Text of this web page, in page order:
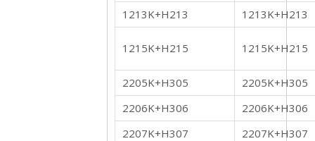
1213K+H213
1213K+H213
1215K+H215 1215K+H215
2205K+H305
2205K+H305
2206K+H306
2206K+H306
2207K+H307
2207K+H307